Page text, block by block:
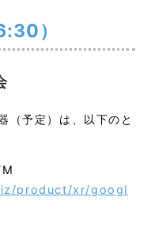
）
（予定）は、以下のと
product/xr/googl